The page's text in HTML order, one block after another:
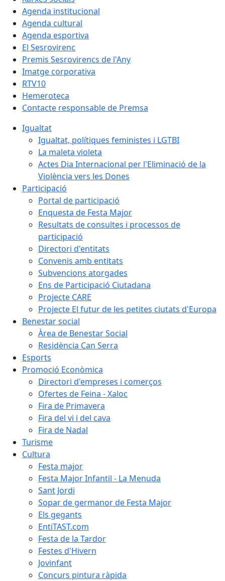
Agenda institucional
Agenda cultural
Agenda esportiva
El Sesrovirenc
Premis Sesrovirencs de l'Any
Imatge corporativa
RTV10
Hemeroteca
Contacte responsable de Premsa
Igualtat
Igualtat, polítiques feministes i LGTBI
La maleta violeta
Actes Dia Internacional per l'Eliminació de la
Violència vers les Dones
Participació
Portal de participació
Enquesta de Festa Major
Resultats de consultes i processos de
participació
Directori d'entitats
Convenis amb entitats
Subvencions atorgades
Ens de Participació Ciutadana
Projecte CARE
Projecte El futur de les petites ciutats d'Europa
Benestar social
Àrea de Benestar Social
Residència Can Serra
Esports
Promoció Econòmica
Directori d'empreses i comerços
Ofertes de Feina - Xaloc
Fira de Primavera
Fira del vi i del cava
Fira de Nadal
Turisme
Cultura
Festa major
Festa Major Infantil - La Menuda
Sant Jordi
Sopar de germanor de Festa Major
Els gegants
EntiTAST.com
Festa de la Tardor
Festes d'Hivern
Jovinfant
Concurs pintura ràpida